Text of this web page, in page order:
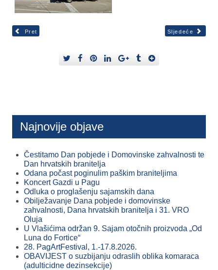
Pret Sljedeće
Najnovije objave
Čestitamo Dan pobjede i Domovinske zahvalnosti te
Dan hrvatskih branitelja
Odana počast poginulim paškim braniteljima
Koncert Gazdi u Pagu
Odluka o proglašenju sajamskih dana
Obilježavanje Dana pobjede i domovinske
zahvalnosti, Dana hrvatskih branitelja i 31. VRO
Oluja
U Vlašićima održan 9. Sajam otočnih proizvoda „Od
Luna do Fortice“
28. PagArtFestival, 1.-17.8.2026.
OBAVIJEST o suzbijanju odraslih oblika komaraca
(adulticidne dezinsekcije)